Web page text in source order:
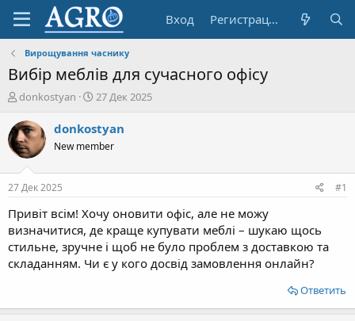
Вход Регистрация
Вирощування часнику
Вибір меблів для сучасного офісу
А
т
о
р
е
м
ы
donkostyan
Д
т
а
н
л
27 Дек 2025
donkostyan
New member
27 Дек 2025 #1
Привіт всім! Хочу оновити офіс, але не можу
визначитися, де краще купувати меблі – шукаю щось
стильне, зручне і щоб не було проблем з доставкою та
складанням. Чи є у кого досвід замовлення онлайн?
Ответить